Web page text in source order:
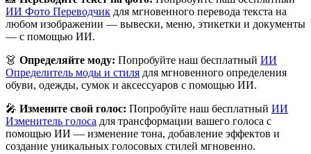
ИИ Фото Переводчик для мгновенного перевода текста на
любом изображении — вывески, меню, этикетки и документы
— с помощью ИИ.
👗 Определяйте моду: Попробуйте наш бесплатный ИИ
Определитель моды и стиля для мгновенного определения
обуви, одежды, сумок и аксессуаров с помощью ИИ.
🎤 Измените свой голос: Попробуйте наш бесплатный ИИ
Изменитель голоса для трансформации вашего голоса с
помощью ИИ — изменение тона, добавление эффектов и
создание уникальных голосовых стилей мгновенно.